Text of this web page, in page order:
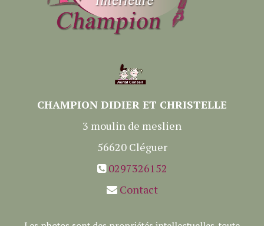
CHAMPION DIDIER ET CHRISTELLE
3 moulin de meslien
56620 Cléguer
0297326152
Contact